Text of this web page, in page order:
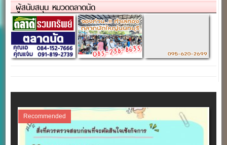
ผู้สนับสนุน หมวดตลาดนัด
Recommended